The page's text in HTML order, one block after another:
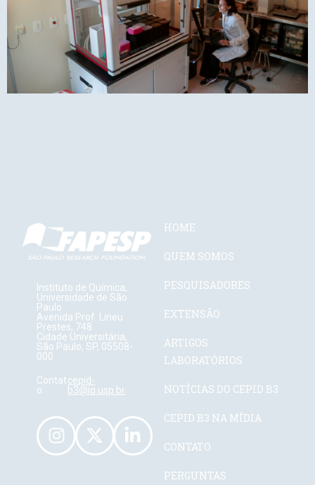
Instituto de Química,
Universidade de São
Paulo
Avenida Prof. Lineu
Prestes, 748
Cidade Universitária,
São Paulo, SP, 05508-
000
Contat
o:
cepid-
b3@iq.usp.br
HOME
QUEM SOMOS
PESQUISADORES
EXTENSÃO
ARTIGOS
LABORATÓRIOS
NOTÍCIAS DO CEPID B3
CEPID B3 NA MÍDIA
CONTATO
PERGUNTAS